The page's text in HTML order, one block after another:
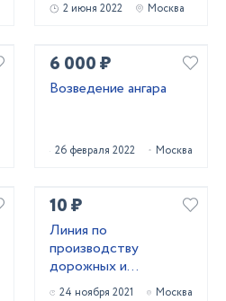
2 июня 2022 Москва
6 000 ₽
Возведение ангара
26 февраля 2022 Москва
10 ₽
Линия по
производству
дорожных и
аэродромных плит
24 ноября 2021 Москва